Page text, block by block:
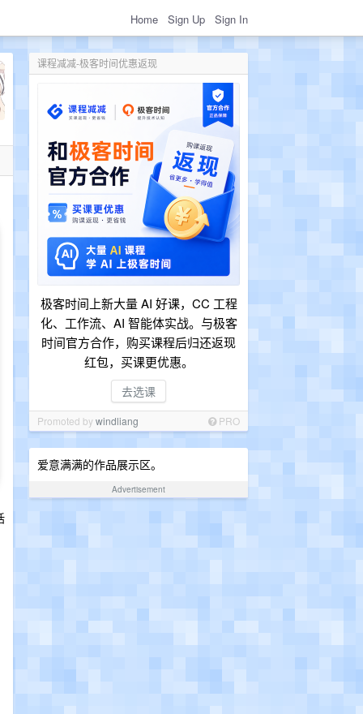
Home Sign Up Sign In
课程减减-极客时间优惠返现
极客时间上新大量 AI 好课，CC 工程
化、工作流、AI 智能体实战。与极客
时间官方合作，购买课程后归还返现
红包，买课更优惠。
去选课
Promoted bywindliang PRO
爱意满满的作品展示区。
Advertisement